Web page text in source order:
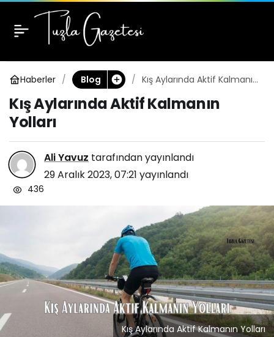
Haberler Blog
Kış Aylarında Aktif Kalmanın
Kış Aylarında Aktif Kalmanın
Yolları
Ali Yavuz tarafından yayınlandı
29 Aralık 2023, 07:21 yayınlandı
436
Kış Aylarında Aktif Kalmanın Yolları
Kış Aylarında Aktif
Kalmanın Yolları